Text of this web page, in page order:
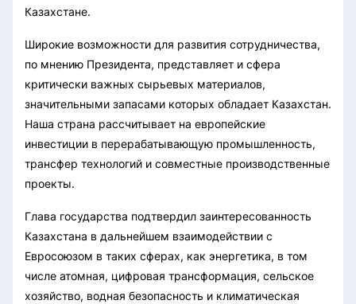
Казахстане.
Широкие возможности для развития сотрудничества,
по мнению Президента, представляет и сфера
критически важных сырьевых материалов,
значительными запасами которых обладает Казахстан.
Наша страна рассчитывает на европейские
инвестиции в перерабатывающую промышленность,
трансфер технологий и совместные производственные
проекты.
Глава государства подтвердил заинтересованность
Казахстана в дальнейшем взаимодействии с
Евросоюзом в таких сферах, как энергетика, в том
числе атомная, цифровая трансформация, сельское
хозяйство, водная безопасность и климатическая